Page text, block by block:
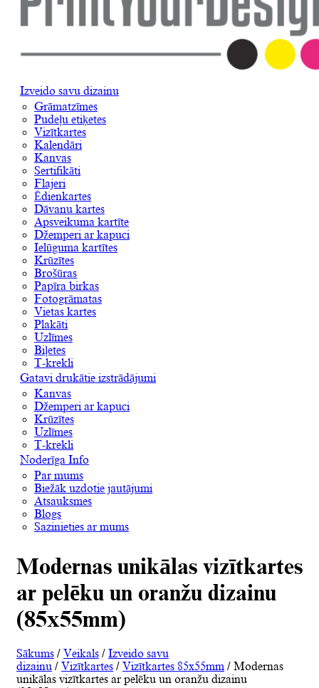
Izveido savu dizainu
Grāmatzīmes
Pudeļu etiķetes
Vizītkartes
Kalendāri
Kanvas
Sertifikāti
Flajeri
Ēdienkartes
Dāvanu kartes
Apsveikuma kartīte
Džemperi ar kapuci
Ielūguma kartītes
Krūzītes
Brošūras
Papīra birkas
Fotogrāmatas
Vietas kartes
Plakāti
Uzlīmes
Biļetes
T-krekli
Gatavi drukātie izstrādājumi
Kanvas
Džemperi ar kapuci
Krūzītes
Uzlīmes
T-krekli
Noderīga Info
Par mums
Biežāk uzdotie jautājumi
Atsauksmes
Blogs
Sazinieties ar mums
Modernas unikālas vizītkartes
ar pelēku un oranžu dizainu
(85x55mm)
Sākums / Veikals / Izveido savu
dizainu / Vizītkartes / Vizītkartes 85x55mm / Modernas
unikālas vizītkartes ar pelēku un oranžu dizainu